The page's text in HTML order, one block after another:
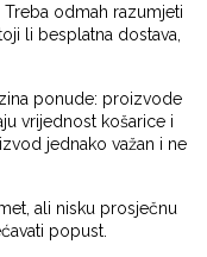
odmah razumjeti
li besplatna dostava,
ponude: proizvode
vrijednost košarice i
jednako važan i ne
ali nisku prosječnu
popust.